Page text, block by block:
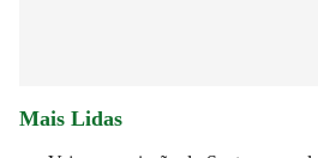
Mais Lidas